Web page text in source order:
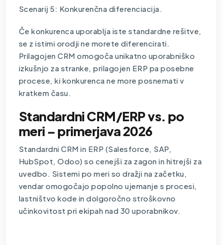
Scenarij 5: Konkurenčna diferenciacija.
Če konkurenca uporablja iste standardne rešitve,
se z istimi orodji ne morete diferencirati.
PrilagojenCRMomogoča unikatno uporabniško
izkušnjo za stranke, prilagojen ERP pa posebne
procese, ki konkurenca ne more posnemati v
kratkem času.
Standardni CRM/ERP vs. po
meri – primerjava 2026
Standardni CRM in ERP (Salesforce, SAP,
HubSpot, Odoo) so cenejši za zagon in hitrejši za
uvedbo. Sistemi po meri so dražji na začetku,
vendar omogočajo popolno ujemanje s procesi,
lastništvo kode in dolgoročno stroškovno
učinkovitost pri ekipah nad 30 uporabnikov.